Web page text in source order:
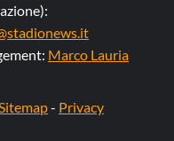
Marco Lauria
- Privacy